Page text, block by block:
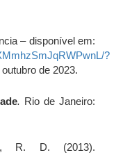
– disponível em:
?
de 2023.
. Rio de Janeiro:
R. D. (2013).